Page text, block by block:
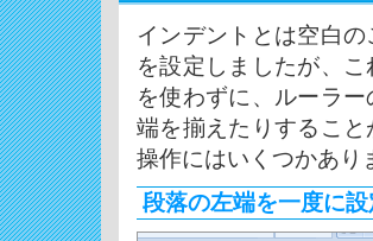
インデントとは空白
を設定しましたが、
を使わずに、ルーラ
端を揃えたりするこ
操作にはいくつかあり
段落の左端を一度に設